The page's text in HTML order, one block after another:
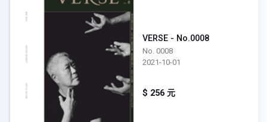
VERSE - No.0008
No. 0008
2021-10-01
$ 256 元